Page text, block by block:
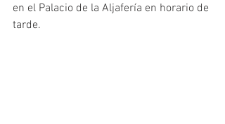
en el Palacio de la Aljafería en horario de
tarde.